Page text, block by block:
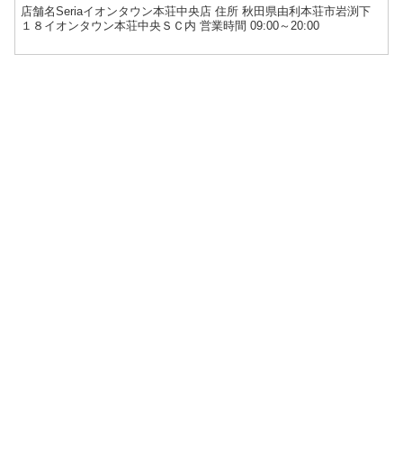
店舗名Seriaイオンタウン本荘中央店 住所 秋田県由利本荘市岩渕下
１８イオンタウン本荘中央ＳＣ内 営業時間 09:00～20:00